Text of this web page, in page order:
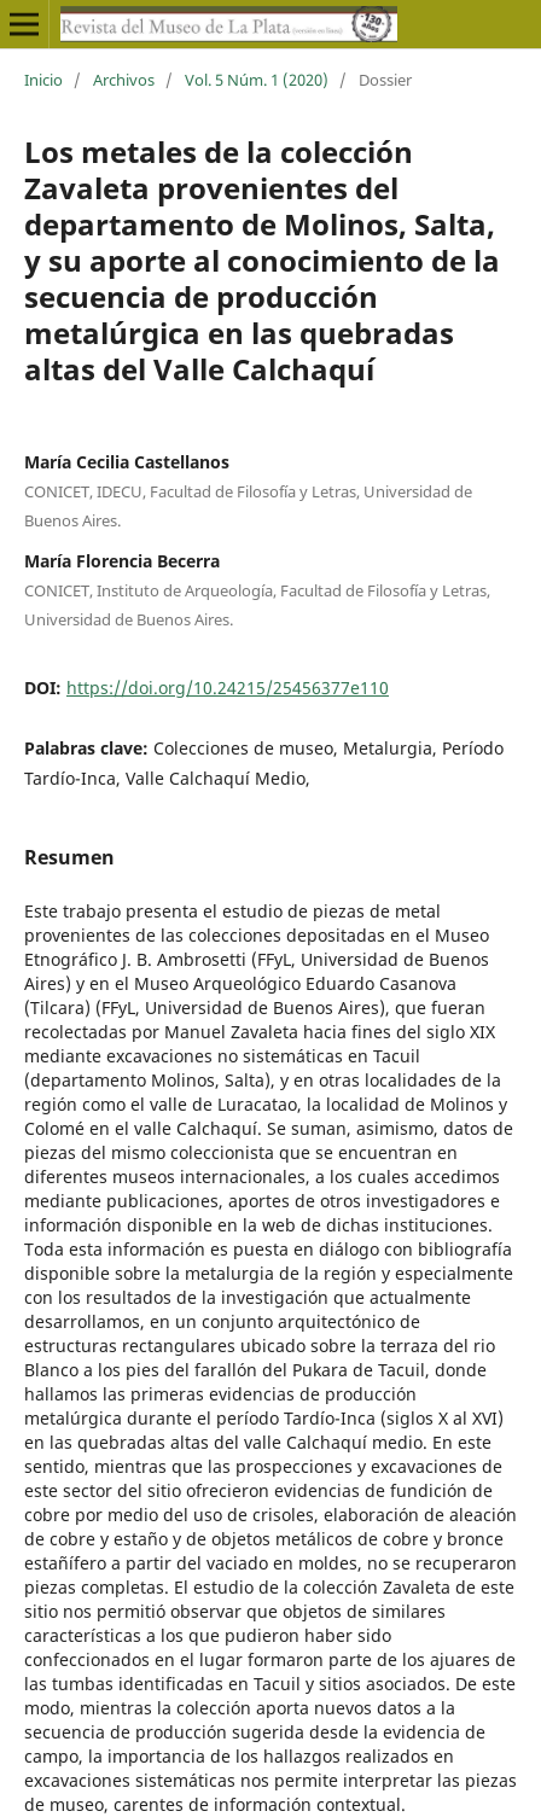
Inicio / Archivos / Vol. 5 Núm. 1 (2020) / Dossier
Los metales de la colección
Zavaleta provenientes del
departamento de Molinos, Salta,
y su aporte al conocimiento de la
secuencia de producción
metalúrgica en las quebradas
altas del Valle Calchaquí
María Cecilia Castellanos
CONICET, IDECU, Facultad de Filosofía y Letras, Universidad de
Buenos Aires.
María Florencia Becerra
CONICET, Instituto de Arqueología, Facultad de Filosofía y Letras,
Universidad de Buenos Aires.
DOI: https://doi.org/10.24215/25456377e110
Palabras clave: Colecciones de museo, Metalurgia, Período
Tardío-Inca, Valle Calchaquí Medio,
Resumen
Este trabajo presenta el estudio de piezas de metal
provenientes de las colecciones depositadas en el Museo
Etnográfico J. B. Ambrosetti (FFyL, Universidad de Buenos
Aires) y en el Museo Arqueológico Eduardo Casanova
(Tilcara) (FFyL, Universidad de Buenos Aires), que fueran
recolectadas por Manuel Zavaleta hacia fines del siglo XIX
mediante excavaciones no sistemáticas en Tacuil
(departamento Molinos, Salta), y en otras localidades de la
región como el valle de Luracatao, la localidad de Molinos y
Colomé en el valle Calchaquí. Se suman, asimismo, datos de
piezas del mismo coleccionista que se encuentran en
diferentes museos internacionales, a los cuales accedimos
mediante publicaciones, aportes de otros investigadores e
información disponible en la web de dichas instituciones.
Toda esta información es puesta en diálogo con bibliografía
disponible sobre la metalurgia de la región y especialmente
con los resultados de la investigación que actualmente
desarrollamos, en un conjunto arquitectónico de
estructuras rectangulares ubicado sobre la terraza del rio
Blanco a los pies del farallón del Pukara de Tacuil, donde
hallamos las primeras evidencias de producción
metalúrgica durante el período Tardío-Inca (siglos X al XVI)
en las quebradas altas del valle Calchaquí medio. En este
sentido, mientras que las prospecciones y excavaciones de
este sector del sitio ofrecieron evidencias de fundición de
cobre por medio del uso de crisoles, elaboración de aleación
de cobre y estaño y de objetos metálicos de cobre y bronce
estañífero a partir del vaciado en moldes, no se recuperaron
piezas completas. El estudio de la colección Zavaleta de este
sitio nos permitió observar que objetos de similares
características a los que pudieron haber sido
confeccionados en el lugar formaron parte de los ajuares de
las tumbas identificadas en Tacuil y sitios asociados. De este
modo, mientras la colección aporta nuevos datos a la
secuencia de producción sugerida desde la evidencia de
campo, la importancia de los hallazgos realizados en
excavaciones sistemáticas nos permite interpretar las piezas
de museo, carentes de información contextual.